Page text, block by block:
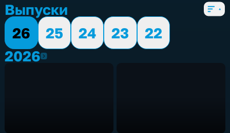
Выпуски
26
25 24 23
22
20262026